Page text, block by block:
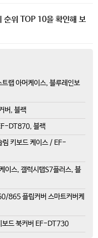
순위 TOP 10을 확인해 보
랩 아머케이스, 블루레인보
버, 블랙
DT870, 블랙
키보드 케이스 / EF-
이스, 갤럭시탭S7플러스, 블
865 플립커버 스마트커버케
보드 북커버 EF-DT730